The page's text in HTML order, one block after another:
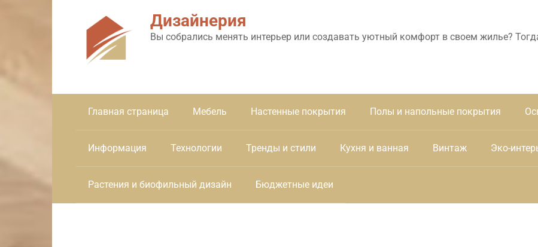
Дизайнерия
Вы собрались менять интерьер или создавать уютный комфорт в своем жилье?
Главная страница Мебель Настенные покрытия Полы и напольные покрытия
Информация Технологии Тренды и стили Кухня и ванная Винтаж Эко-
Растения и биофильный дизайн Бюджетные идеи